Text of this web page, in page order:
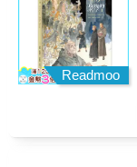
Readmoo